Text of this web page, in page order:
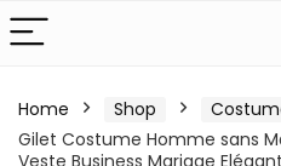
Home Shop
Gilet Costume Homme sans
Veste Business Mariage